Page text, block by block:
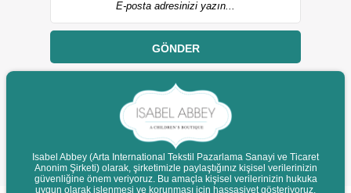
GÖNDER
© 2022 isabelabbey.com - Tüm Hakları Saklıdır.
Destek
Isabel Abbey (Arta International Tekstil Pazarlama Sanayi ve Ticaret
Anonim Şirketi) olarak, şirketimizle paylaştığınız kişisel verilerinizin
güvenliğine önem veriyoruz. Bu amaçla kişisel verilerinizin hukuka
uygun olarak işlenmesi ve korunması için hassasiyet gösteriyoruz.